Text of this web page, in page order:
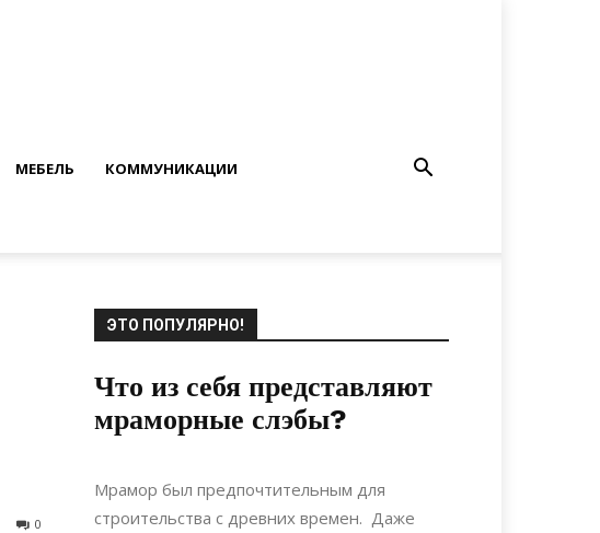
МЕБЕЛЬ КОММУНИКАЦИИ
0
ЭТО ПОПУЛЯРНО!
Что из себя представляют
мраморные слэбы?
21.03.2022
Мрамор был предпочтительным для
строительства с древних времен. Даже